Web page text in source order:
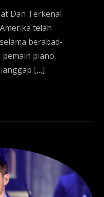
Dan Terkenal
telah
berabad-
pemain piano
[…]